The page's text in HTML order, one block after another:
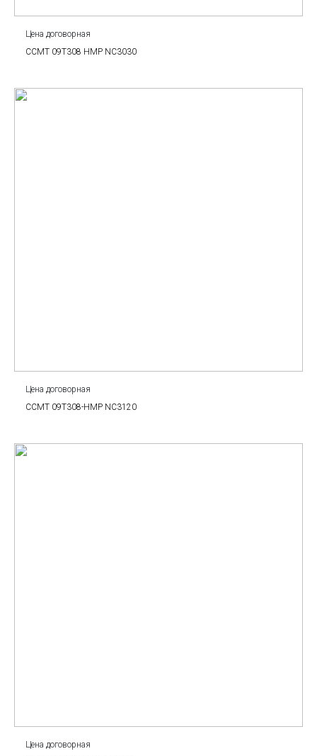
Цена договорная
CCMT 09T308 HMP NC3030
Цена договорная
CCMT 09T308-HMP NC3120
Цена договорная